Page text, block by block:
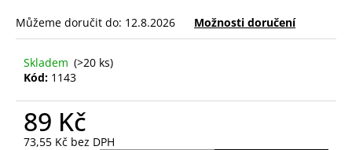
Můžeme doručit do: 12.8.2026 Možnosti doručení
Skladem (>20 ks)
Kód: 1143
89 Kč
73,55 Kč bez DPH
o
p
o
u